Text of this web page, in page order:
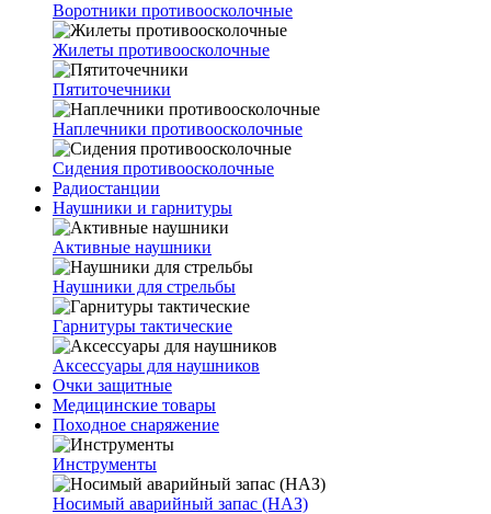
Воротники противоосколочные
Жилеты противоосколочные
Пятиточечники
Наплечники противоосколочные
Сидения противоосколочные
Радиостанции
Наушники и гарнитуры
Активные наушники
Наушники для стрельбы
Гарнитуры тактические
Аксессуары для наушников
Очки защитные
Медицинские товары
Походное снаряжение
Инструменты
Носимый аварийный запас (НАЗ)